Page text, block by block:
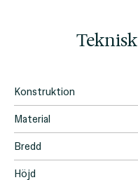
Konstruktion
Material
Bredd
Höjd